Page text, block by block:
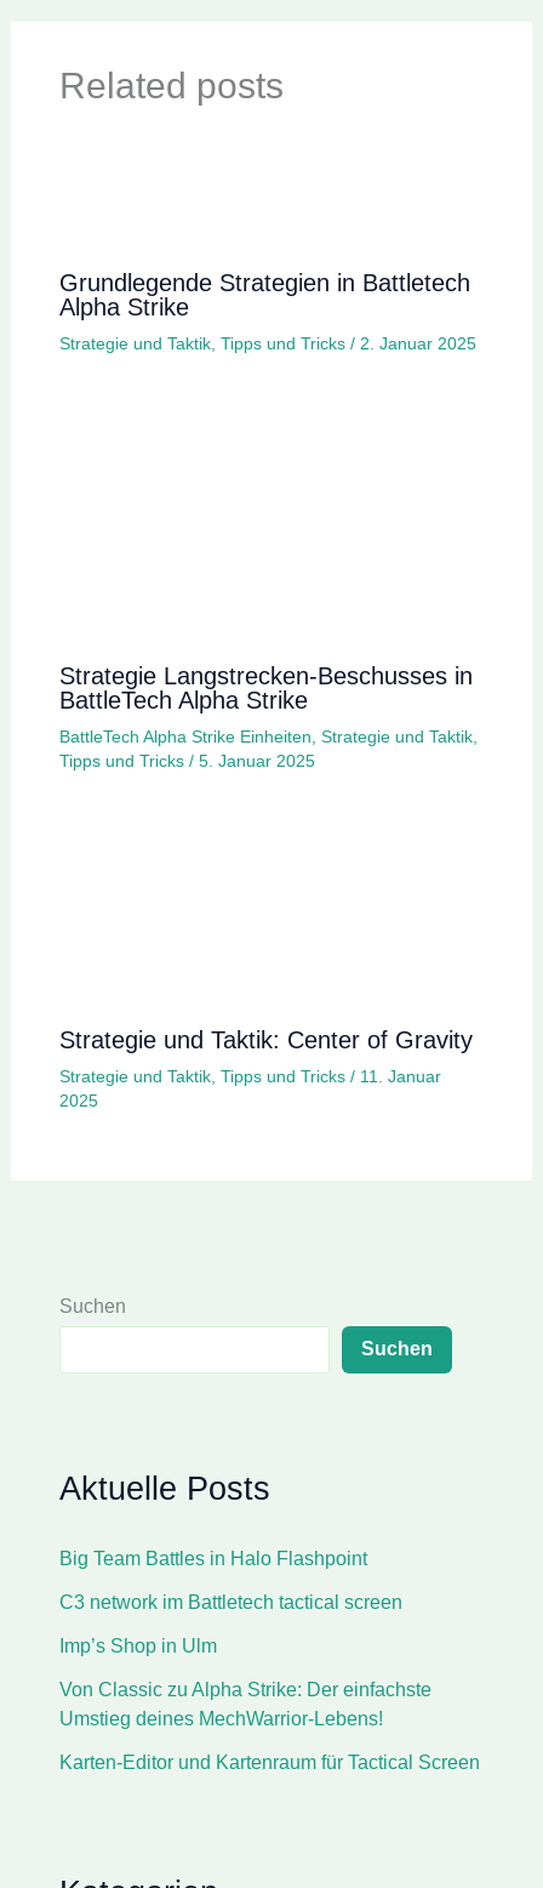
Related posts
Grundlegende Strategien in Battletech
Alpha Strike
Strategie und Taktik, Tipps und Tricks/ 2. Januar 2025
Strategie Langstrecken-Beschusses in
BattleTech Alpha Strike
BattleTech Alpha Strike Einheiten Strategie und Taktik,
Tipps und Tricks/ 5. Januar 2025
Strategie und Taktik: Center of Gravity
Strategie und Taktik, Tipps und Tricks/ 11. Januar
2025
Suchen
Suchen
Aktuelle Posts
Big Team Battles in Halo Flashpoint
C3 network im Battletech tactical screen
Imp’s Shop in Ulm
Von Classic zu Alpha Strike: Der einfachste
Umstieg deines MechWarrior-Lebens!
Karten-Editor und Kartenraum für Tactical Screen